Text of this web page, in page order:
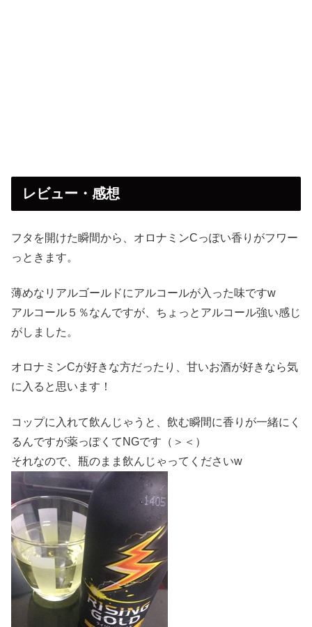
レビュー・感想
フタを開けた瞬間から、オロナミンCっぽい香りがフワー
っときます。
薄めなリアルゴールドにアルコールが入った味ですw
アルコール５％なんですが、ちょっとアルコール強い感じ
がしました。
オロナミンCが好きな方だったり、甘いお酒が好きなら気
に入ると思います！
コップに入れて飲んじゃうと、飲む瞬間に香りが一緒にく
るんですが薬っぽくてNGです（＞＜）
それなので、瓶のまま飲んじゃってくださいw